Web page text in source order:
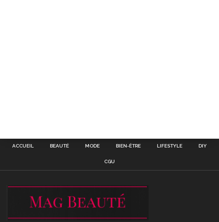
ACCUEIL BEAUTÉ MODE BIEN-ÊTRE LIFESTYLE DIY
CGU